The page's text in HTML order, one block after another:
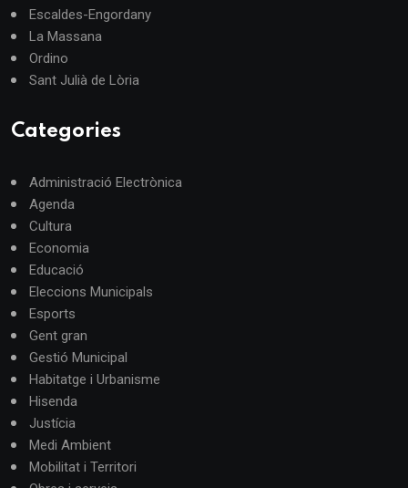
Escaldes-Engordany
La Massana
Ordino
Sant Julià de Lòria
Categories
Administració Electrònica
Agenda
Cultura
Economia
Educació
Eleccions Municipals
Esports
Gent gran
Gestió Municipal
Habitatge i Urbanisme
Hisenda
Justícia
Medi Ambient
Mobilitat i Territori